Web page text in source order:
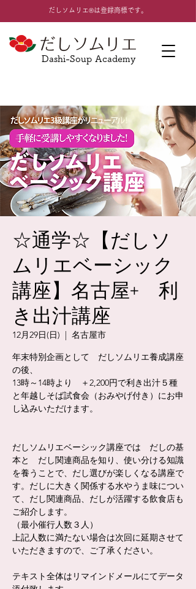
​だしソムリエ®は登録商標です。
Dashi-Soup Academy
☆通学☆【だしソ
ムリエベーシック
講座】名古屋+ 利
き出汁講座
12月29日(日)
  |
名古屋市
年末特別企画として だしソムリエ養成講座
の後、
13時～14時より ＋2,200円で利き出汁５種
と年越しそば試食会（おみやげ付き）にお申
し込みいただけます。
だしソムリエベーシック講座では だしの基
本と だし関連商品を知り、使い分ける知識
を養うことで、だし選びが楽しくなる講座で
す。だしに大きく関係する水やうま味につい
て、だし関連商品、だしが活躍する飲食店も
ご紹介します。
（最小催行人数３人）
上記人数に満たない場合は次回に延期させて
いただきますので、ご了承ください。
テキスト全体はリマインドメールにてデータ